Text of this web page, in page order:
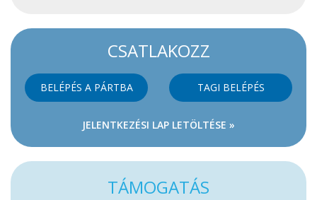
CSATLAKOZZ
BELÉPÉS A PÁRTBA TAGI BELÉPÉS
JELENTKEZÉSI LAP LETÖLTÉSE »
TÁMOGATÁS